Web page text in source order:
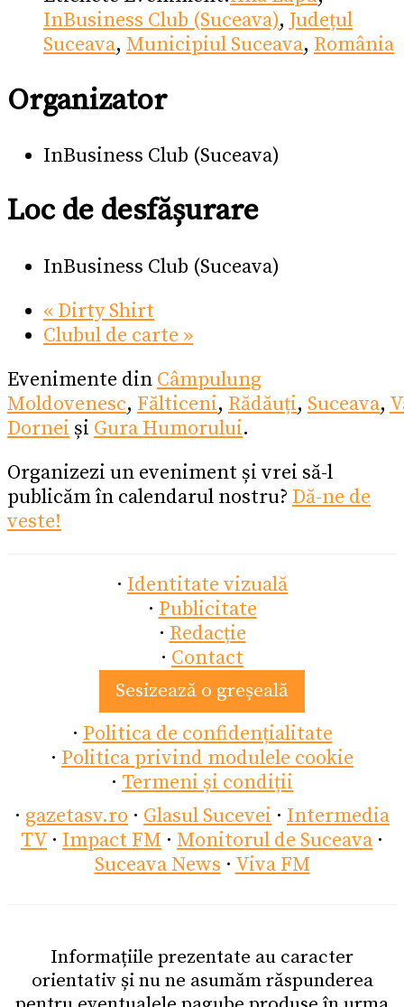
InBusiness Club (Suceava), Județul
Suceava, Municipiul Suceava, România
Organizator
InBusiness Club (Suceava)
Loc de desfășurare
InBusiness Club (Suceava)
« Dirty Shirt
Clubul de carte »
Evenimente din Câmpulung
Moldovenesc, Fălticeni, Rădăuți, Suceava,
Dornei și Gura Humorului.
Organizezi un eveniment și vrei să-l
publicăm în calendarul nostru? Dă-ne de
veste!
· Identitate vizuală
· Publicitate
· Redacție
· Contact
Sesizează o greșeală
· Politica de confidențialitate
· Politica privind modulele cookie
· Termeni și condiții
· gazetasv.ro · Glasul Sucevei · Intermedia
TV · Impact FM · Monitorul de Suceava ·
Suceava News · Viva FM
Informațiile prezentate au caracter
orientativ și nu ne asumăm răspunderea